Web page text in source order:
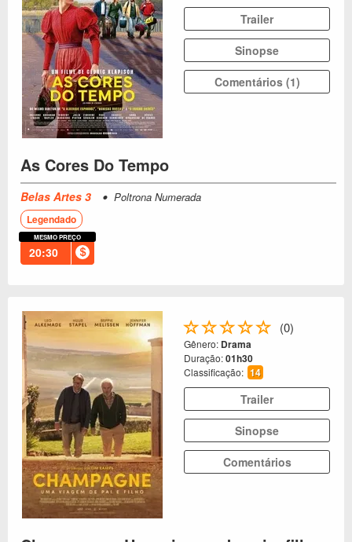
Trailer
Sinopse
Comentários (1)
As Cores Do Tempo
Belas Artes 3 Poltrona Numerada
Legendado
20:30
MESMO PREÇO
(0)
Gênero: Drama
Duração:01h30
Classificação: 14
Trailer
Sinopse
Comentários